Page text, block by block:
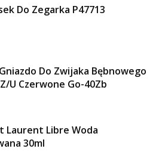
Do Zegarka P47713
Do Zwijaka Bębnowego
U Czerwone Go-40Zb
Laurent Libre Woda
30ml